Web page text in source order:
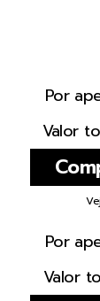
Por
Valor
Por
Valor